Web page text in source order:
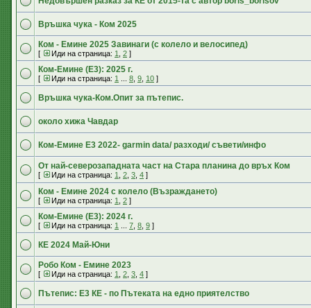
Връшка чука - Ком 2025
Ком - Емине 2025 Завинаги (с колело и велосипед)
[ Иди на страница: 1 2 ]
Ком-Емине (Е3): 2025 г.
[ Иди на страница: 1 8 9 10 ]
Връшка чука-Ком.Опит за пътепис.
около хижа Чавдар
Ком-Емине Е3 2022- garmin data/ разходи/ съвети/инфо
От най-северозападната част на Стара планина до връх Ком
[ Иди на страница: 1 2 3 4 ]
Ком - Емине 2024 с колело (Възраждането)
[ Иди на страница: 1 2 ]
Ком-Емине (Е3): 2024 г.
[ Иди на страница: 1 7 8 9 ]
КЕ 2024 Май-Юни
Робо Ком - Емине 2023
[ Иди на страница: 1 2 3 4 ]
Пътепис: Е3 КЕ - по Пътеката на едно приятелство